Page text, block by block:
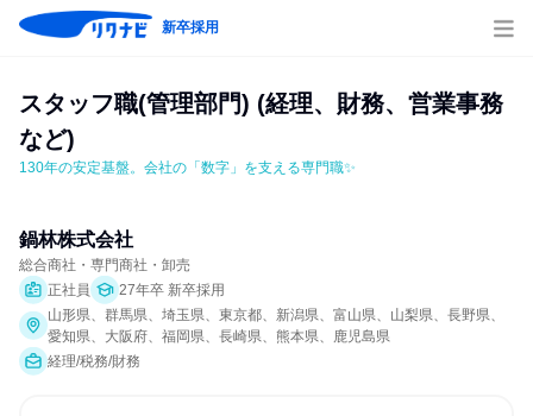
新卒採用
スタッフ職(管理部門) (経理、財務、営業事務
など)
130年の安定基盤。会社の「数字」を支える専門職✨
鍋林株式会社
総合商社・専門商社・卸売
正社員
27年卒 新卒採用
山形県、群馬県、埼玉県、東京都、新潟県、富山県、山梨県、長野県、
愛知県、大阪府、福岡県、長崎県、熊本県、鹿児島県
経理/税務/財務